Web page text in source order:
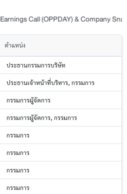
Earnings Call (OPPDAY) & Company
ตำแหน่ง
ประธานกรรมการบริษัท
ประธานเจ้าหน้าที่บริหาร, กรรมการ
กรรมการผู้จัดการ
กรรมการผู้จัดการ, กรรมการ
กรรมการ
กรรมการ
กรรมการ
กรรมการ